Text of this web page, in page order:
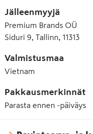
Jälleenmyyjä
Premium Brands OÜ
Siduri 9, Tallinn, 11313
Valmistusmaa
Vietnam
Pakkausmerkinnät
Parasta ennen -päiväys